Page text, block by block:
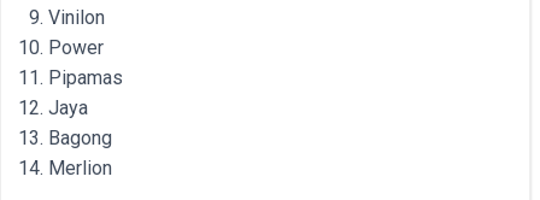
Vinilon
Power
Pipamas
Jaya
Bagong
Merlion